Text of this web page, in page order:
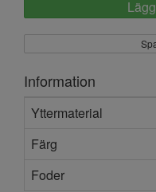
Information
Yttermaterial
Färg
Foder